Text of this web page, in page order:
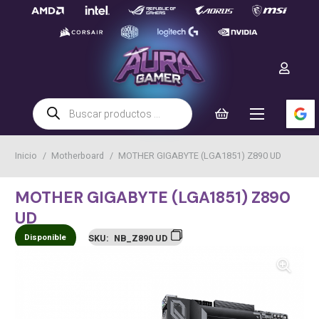
Búsqueda
de
productos
Inicio / Motherboard / MOTHER GIGABYTE (LGA1851) Z890 UD
MOTHER GIGABYTE (LGA1851) Z890
UD
Disponible SKU: NB_Z890 UD